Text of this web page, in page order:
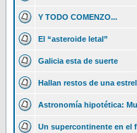
Y TODO COMENZO...
El “asteroide letal”
Galicia esta de suerte
Hallan restos de una
Astronomía hipotética:
Un supercontinente en el